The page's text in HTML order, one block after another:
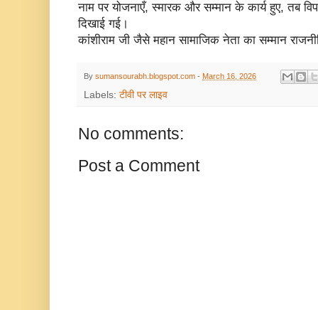
नाम पर योजनाएँ, स्मारक और सम्मान के कार्य हुए, तब
दिखाई गई।
कांशीराम जी जैसे महान सामाजिक नेता का सम्मान
By sumansourabh.blogspot.com - March 16, 2026
Labels: टीवी पर लाइव
No comments:
Post a Comment